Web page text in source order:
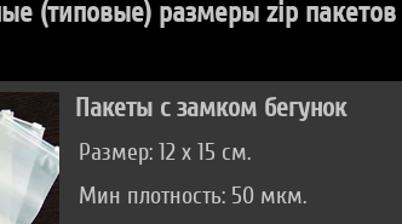
(типовые) размеры zip
Пакеты с замком бегунок
Размер: 12 х 15 см.
Мин плотность: 50 мкм.